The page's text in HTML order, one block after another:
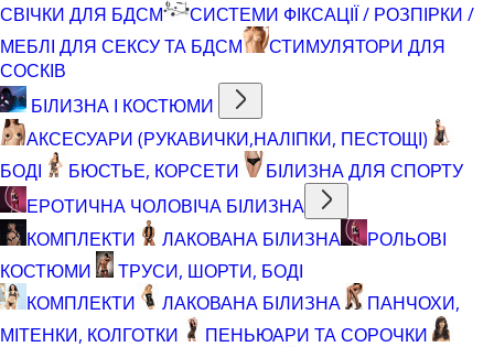
СВІЧКИ ДЛЯ БДСМ
СИСТЕМИ ФІКСАЦІЇ / РОЗПІРКИ /
МЕБЛІ ДЛЯ СЕКСУ ТА БДСМ
СТИМУЛЯТОРИ ДЛЯ
СОСКІВ
БІЛИЗНА І КОСТЮМИ
АКСЕСУАРИ (РУКАВИЧКИ,НАЛІПКИ, ПЕСТОЩІ)
БОДІ
БЮСТЬЕ, КОРСЕТИ
БІЛИЗНА ДЛЯ СПОРТУ
ЕРОТИЧНА ЧОЛОВІЧА БІЛИЗНА
КОМПЛЕКТИ
ЛАКОВАНА БІЛИЗНА
РОЛЬОВІ
КОСТЮМИ
ТРУСИ, ШОРТИ, БОДІ
КОМПЛЕКТИ
ЛАКОВАНА БІЛИЗНА
ПАНЧОХИ,
МІТЕНКИ, КОЛГОТКИ
ПЕНЬЮАРИ ТА СОРОЧКИ